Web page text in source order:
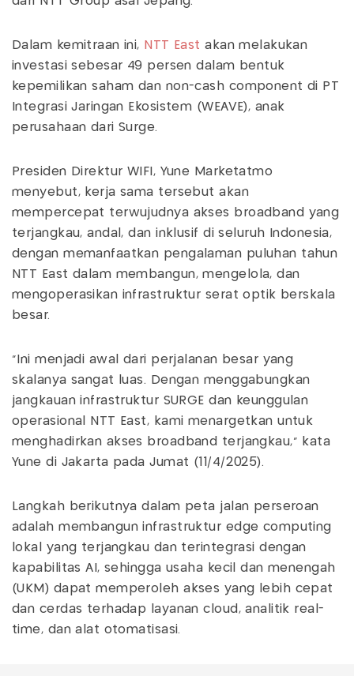
Dalam kemitraan ini, NTT Eastakan melakukan
investasi sebesar 49 persen dalam bentuk
kepemilikan saham dan non-cash component di PT
Integrasi Jaringan Ekosistem (WEAVE), anak
perusahaan dari Surge.
Presiden Direktur WIFI, Yune Marketatmo
menyebut, kerja sama tersebut akan
mempercepat terwujudnya akses broadband yang
terjangkau, andal, dan inklusif di seluruh Indonesia,
dengan memanfaatkan pengalaman puluhan tahun
NTT East dalam membangun, mengelola, dan
mengoperasikan infrastruktur serat optik berskala
besar.
“Ini menjadi awal dari perjalanan besar yang
skalanya sangat luas. Dengan menggabungkan
jangkauan infrastruktur SURGE dan keunggulan
operasional NTT East, kami menargetkan untuk
menghadirkan akses broadband terjangkau,” kata
Yune di Jakarta pada Jumat (11/4/2025).
Langkah berikutnya dalam peta jalan perseroan
adalah membangun infrastruktur edge computing
lokal yang terjangkau dan terintegrasi dengan
kapabilitas AI, sehingga usaha kecil dan menengah
(UKM) dapat memperoleh akses yang lebih cepat
dan cerdas terhadap layanan cloud, analitik real-
time, dan alat otomatisasi.